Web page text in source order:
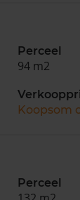
Perceel
94 m2
Koopsom
Perceel